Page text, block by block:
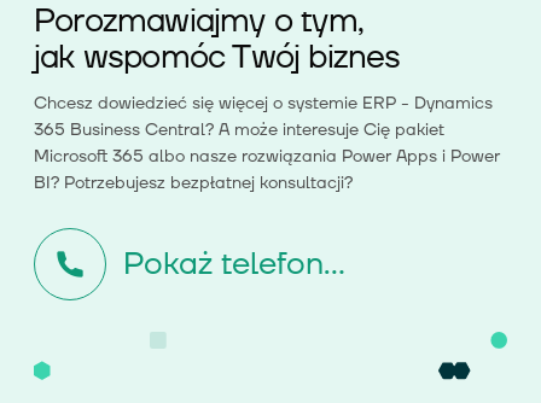
Porozmawiajmy o tym,
jak wspomóc Twój biznes
Chcesz dowiedzieć się więcej o systemie ERP - Dynamics
365 Business Central? A może interesuje Cię pakiet
Microsoft 365 albo nasze rozwiązania Power Apps i Power
BI? Potrzebujesz bezpłatnej konsultacji?
Pokaż telefon...